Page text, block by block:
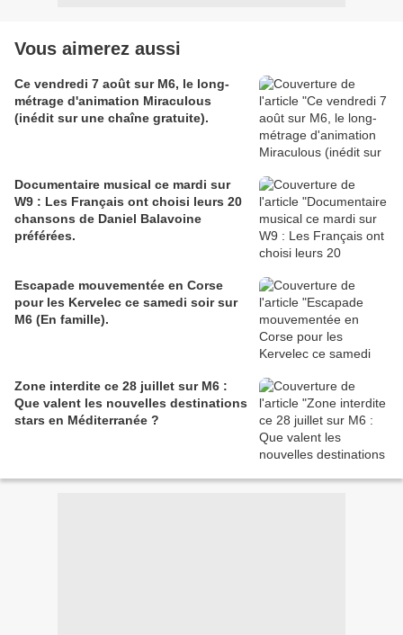
Vous aimerez aussi
Ce vendredi 7 août sur M6, le long-
métrage d'animation Miraculous
(inédit sur une chaîne gratuite).
Documentaire musical ce mardi sur
W9 : Les Français ont choisi leurs 20
chansons de Daniel Balavoine
préférées.
Escapade mouvementée en Corse
pour les Kervelec ce samedi soir sur
M6 (En famille).
Zone interdite ce 28 juillet sur M6 :
Que valent les nouvelles destinations
stars en Méditerranée ?